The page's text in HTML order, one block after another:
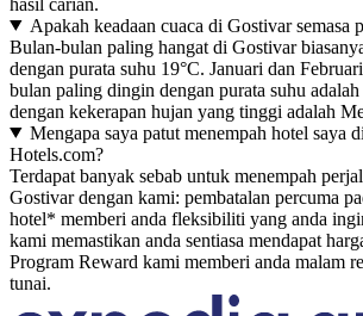
Apakah keadaan cuaca di Gostivar semasa
Bulan-bulan paling hangat di Gostivar
dengan purata suhu 19°C. Januari dan
bulan paling dingin dengan purata suhu
dengan kekerapan hujan yang tinggi adalah
Mengapa saya patut menempah hotel saya
Hotels.com?
Terdapat banyak sebab untuk menempah
Gostivar dengan kami: pembatalan percuma
hotel* memberi anda fleksibiliti yang anda
kami memastikan anda sentiasa mendapat
Program Reward kami memberi anda malam
tunai.